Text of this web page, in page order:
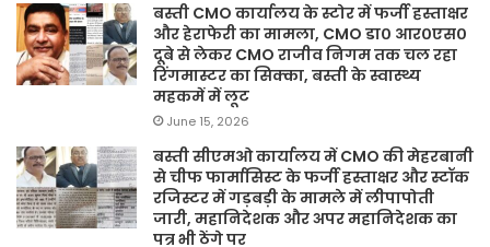
बस्ती CMO कार्यालय के स्टोर में फर्जी हस्ताक्षर
और हेराफेरी का मामला, CMO डा० आर०एस०
दूबे से लेकर CMO राजीव निगम तक चल रहा
रिंगमास्टर का सिक्का, बस्ती के स्वास्थ्य
महकमें में लूट
June 15, 2026
बस्ती सीएमओ कार्यालय में CMO की मेहरबानी
से चीफ फार्मासिस्ट के फर्जी हस्ताक्षर और स्टॉक
रजिस्टर में गड़बड़ी के मामले में लीपापोती
जारी, महानिदेशक और अपर महानिदेशक का
पत्र भी ठेंगे पर